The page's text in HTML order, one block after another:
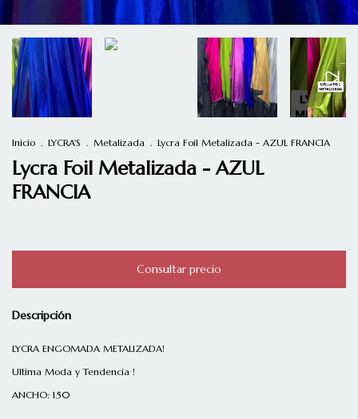
Inicio . LYCRA'S . Metalizada . Lycra Foil Metalizada - AZUL FRANCIA
Lycra Foil Metalizada - AZUL
FRANCIA
Descripción
LYCRA ENGOMADA METALIZADA!
Ultima Moda y Tendencia !
ANCHO: 1.50